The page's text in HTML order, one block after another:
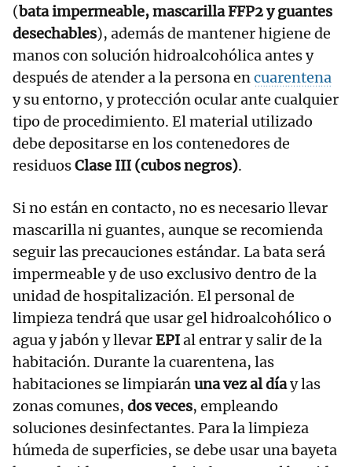
(bata impermeable, mascarilla FFP2 y guantes
desechables), además de mantener higiene de
manos con solución hidroalcohólica antes y
después de atender a la persona encuarentena
y su entorno, y protección ocular ante cualquier
tipo de procedimiento. El material utilizado
debe depositarse en los contenedores de
residuosClase III (cubos negros).
Si no están en contacto, no es necesario llevar
mascarilla ni guantes, aunque se recomienda
seguir las precauciones estándar. La bata será
impermeable y de uso exclusivo dentro de la
unidad de hospitalización. El personal de
limpieza tendrá que usar gel hidroalcohólico o
agua y jabón y llevarEPIal entrar y salir de la
habitación. Durante la cuarentena, las
habitaciones se limpiaránuna vez al díay las
zonas comunes, dos veces, empleando
soluciones desinfectantes. Para la limpieza
húmeda de superficies, se debe usar una bayeta